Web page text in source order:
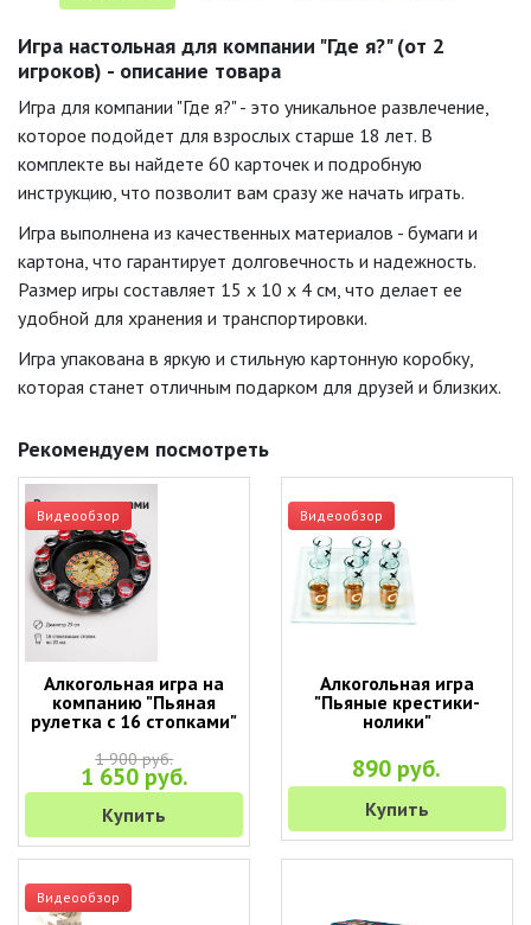
Игра настольная для компании "Где я?" (от 2
игроков) - описание товара
Игра для компании "Где я?" - это уникальное развлечение,
которое подойдет для взрослых старше 18 лет. В
комплекте вы найдете 60 карточек и подробную
инструкцию, что позволит вам сразу же начать играть.
Игра выполнена из качественных материалов - бумаги и
картона, что гарантирует долговечность и надежность.
Размер игры составляет 15 x 10 x 4 см, что делает ее
удобной для хранения и транспортировки.
Игра упакована в яркую и стильную картонную коробку,
которая станет отличным подарком для друзей и близких.
Рекомендуем посмотреть
Видеообзор
Алкогольная игра на
компанию "Пьяная
рулетка с 16 стопками"
1 900 руб.
1 650 руб.
Купить
Видеообзор
Алкогольная игра
"Пьяные крестики-
нолики"
890 руб.
Купить
Видеообзор